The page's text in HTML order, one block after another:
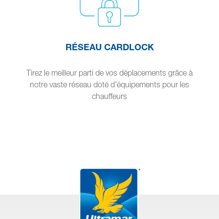
RÉSEAU CARDLOCK
Tirez le meilleur parti de vos déplacements grâce à
notre vaste réseau doté d’équipements pour les
chauffeurs